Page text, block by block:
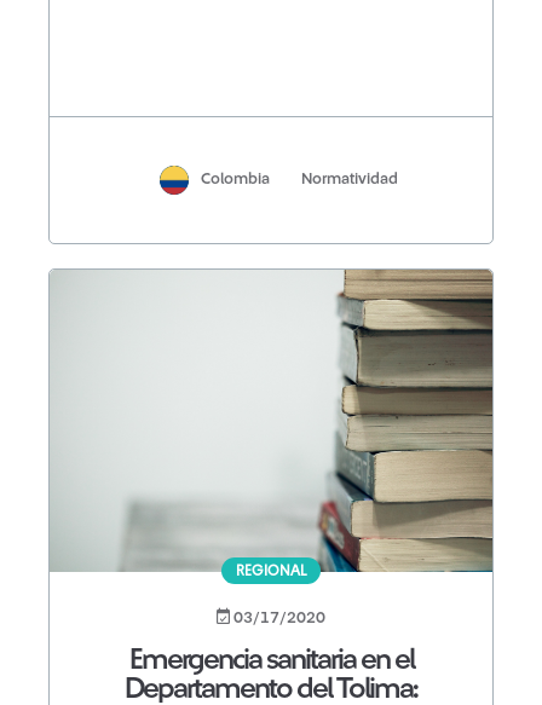
Colombia Normatividad
REGIONAL
03/17/2020
Emergencia sanitaria en el
Departamento del Tolima: